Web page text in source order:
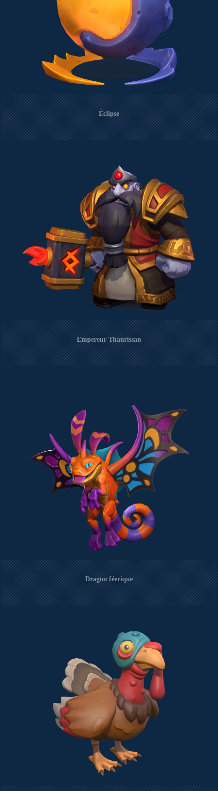
Éclipse
Empereur Thaurissan
Dragon féerique